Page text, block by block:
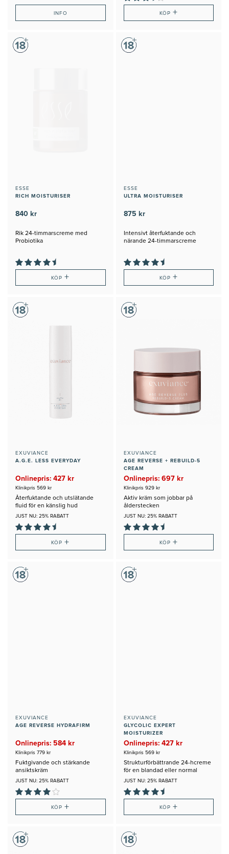
INFO KÖP +
ESSE
RICH MOISTURISER
840 kr
Rik 24-timmarscreme med
Probiotika
KÖP+
ESSE
ULTRA MOISTURISER
875 kr
Intensivt återfuktande och
närande 24-timmarscreme
KÖP +
EXUVIANCE
A.G.E. LESS EVERYDAY
Onlinepris: 427 kr
Klinikpris 569 kr
Återfuktande och utslätande
fluid för en känslig hud
JUST NU: 25% RABATT
KÖP+
EXUVIANCE
AGE REVERSE + REBUILD-5
CREAM
Onlinepris: 697 kr
Klinikpris 929 kr
Aktiv kräm som jobbar på
ålderstecken
JUST NU: 25% RABATT
KÖP +
EXUVIANCE
AGE REVERSE HYDRAFIRM
Onlinepris: 584 kr
Klinikpris 779 kr
Fuktgivande och stärkande
ansiktskräm
JUST NU: 25% RABATT
KÖP+
EXUVIANCE
GLYCOLIC EXPERT
MOISTURIZER
Onlinepris: 427 kr
Klinikpris 569 kr
Strukturförbättrande 24-hcreme
för en blandad eller normal
hudtyp
JUST NU: 25% RABATT
KÖP +